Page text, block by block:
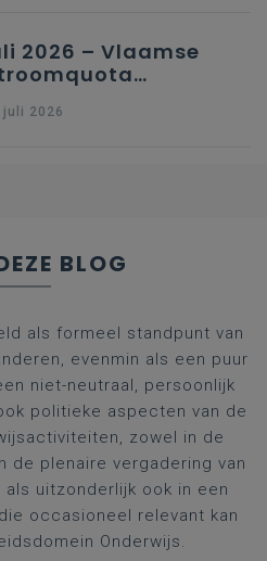
2026 – Vlaamse
RIZIV-
juli 2026
BLOG
als formeel standpunt van
evenmin als een puur
niet-neutraal, persoonlijk
politieke aspecten van de
zowel in de
de plenaire vergadering van
als uitzonderlijk ook in een
occasioneel relevant kan
Onderwijs.